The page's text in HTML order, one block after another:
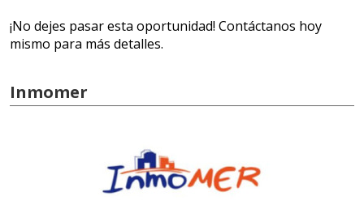
¡No dejes pasar esta oportunidad! Contáctanos hoy
mismo para más detalles.
Inmomer